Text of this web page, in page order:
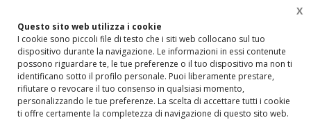
Questo sito web utilizza i cookie
I cookie sono piccoli file di testo che i siti web collocano sul tuo
dispositivo durante la navigazione. Le informazioni in essi contenute
possono riguardare te, le tue preferenze o il tuo dispositivo ma non ti
identificano sotto il profilo personale. Puoi liberamente prestare,
rifiutare o revocare il tuo consenso in qualsiasi momento,
personalizzando le tue preferenze. La scelta di accettare tutti i cookie
ti offre certamente la completezza di navigazione di questo sito web.
X
Home Novità e Promozioni